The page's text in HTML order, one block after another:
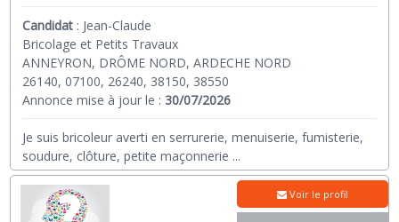
Candidat : Jean-Claude
Bricolage et Petits Travaux
ANNEYRON, DRÔME NORD, ARDECHE NORD
26140, 07100, 26240, 38150, 38550
Annonce mise à jour le :30/07/2026
Je suis bricoleur averti en serrurerie, menuiserie, fumisterie,
soudure, clôture, petite maçonnerie ...
Voir le profil